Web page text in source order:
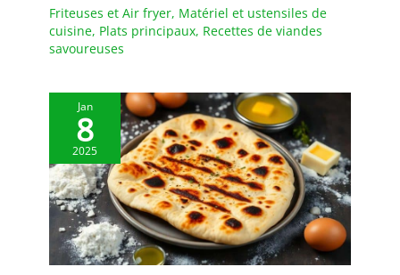
Friteuses et Air fryer, Matériel et ustensiles de
cuisine, Plats principaux, Recettes de viandes
savoureuses
Jan
8
2025